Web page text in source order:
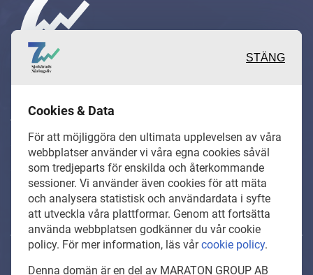
värdefulla berättelser och
reportage från och om det lokala
näringslivet och dess aktörer samt
en hel del annan läsvärt innehåll.
SjuharadsNaringsliv.se är en del av mediakoncernen
STÄNG
Cookies & Data
För att möjliggöra den ultimata upplevelsen av våra
webbplatser använder vi våra egna cookies såväl
som tredjeparts för enskilda och återkommande
sessioner. Vi använder även cookies för att mäta
och analysera statistisk och användardata i syfte
att utveckla våra plattformar. Genom att fortsätta
använda webbplatsen godkänner du vår cookie
policy. För mer information, läs vårcookie policy.
Denna domän är en del av MARATON GROUP AB